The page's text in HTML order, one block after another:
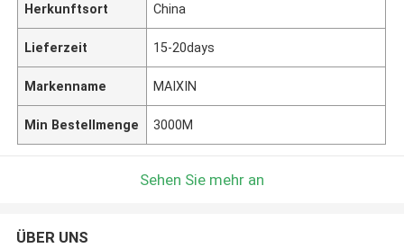
Herkunftsort China
Lieferzeit 15-20days
Markenname MAIXIN
Min Bestellmenge 3000M
Sehen Sie mehr an
ÜBER UNS